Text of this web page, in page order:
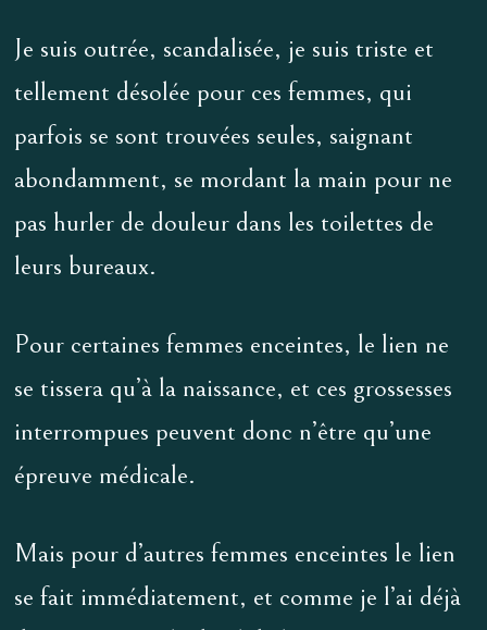
Je suis outrée, scandalisée, je suis triste et
tellement désolée pour ces femmes, qui
parfois se sont trouvées seules, saignant
abondamment, se mordant la main pour ne
pas hurler de douleur dans les toilettes de
leurs bureaux.
Pour certaines femmes enceintes, le lien ne
se tissera qu’à la naissance, et ces grossesses
interrompues peuvent donc n’être qu’une
épreuve médicale.
Mais pour d’autres femmes enceintes le lien
se fait immédiatement, et comme je l’ai déjà